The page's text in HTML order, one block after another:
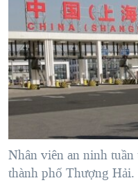
hướng
chính
Đi
tới
"Tìm"
MỤC
TỰ DO BÁO CHÍ
VẠCH TRẦN TIN GIẢ
NGƯỜI VIỆT HẢI NGOẠI
ĐỜI SỐNG
KINH TẾ
CHUYÊN ĐỀ
CHIẾN TRANH
TẠI
HÀNH TRÌNH BẦU CỬ
MỘT NĂM CHIẾN
GIẢI MÃ VÀNH ĐAI &
NGÀY TỊ NẠN THẾ GIỚI
HỌC TIẾNG ANH
VIDEO
NGHE
MẠNG XÃ HỘI
Nhân viên an ninh
thành phố Thượng Hải.